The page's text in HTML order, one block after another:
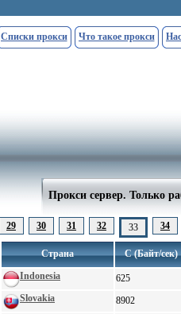
Списки прокси Что такое прокси
Прокси сервер. Только
29 30 31 32 33 34
Страна С (Байт/сек)
Indonesia 625
Slovakia 8902